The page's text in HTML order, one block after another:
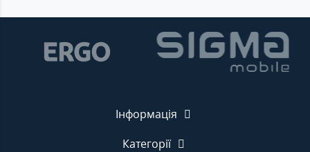
Інформація
Категорії